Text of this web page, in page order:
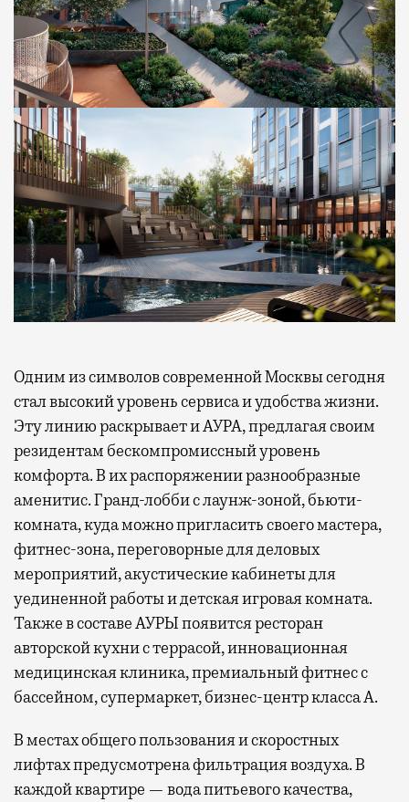
Одним из символов современной Москвы сегодня
стал высокий уровень сервиса и удобства жизни.
Эту линию раскрывает и АУРА, предлагая своим
резидентам бескомпромиссный уровень
комфорта. В их распоряжении разнообразные
аменитис. Гранд-лобби с лаунж-зоной, бьюти-
комната, куда можно пригласить своего мастера,
фитнес-зона, переговорные для деловых
мероприятий, акустические кабинеты для
уединенной работы и детская игровая комната.
Также в составе АУРЫ появится ресторан
авторской кухни с террасой, инновационная
медицинская клиника, премиальный фитнес с
бассейном, супермаркет, бизнес-центр класса А.
В местах общего пользования и скоростных
лифтах предусмотрена фильтрация воздуха. В
каждой квартире — вода питьевого качества,